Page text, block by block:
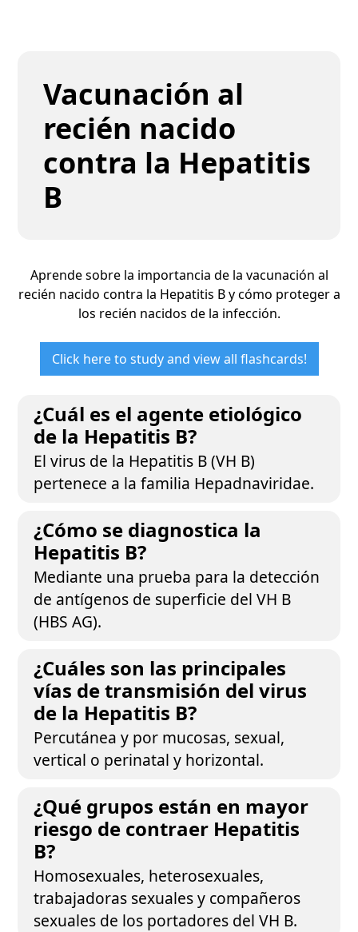
Vacunación al
recién nacido
contra la Hepatitis
B
Aprende sobre la importancia de la vacunación al
recién nacido contra la Hepatitis B y cómo proteger a
los recién nacidos de la infección.
Click here to study and view all flashcards!
¿Cuál es el agente etiológico
de la Hepatitis B?
El virus de la Hepatitis B (VH B)
pertenece a la familia Hepadnaviridae.
¿Cómo se diagnostica la
Hepatitis B?
Mediante una prueba para la detección
de antígenos de superficie del VH B
(HBS AG).
¿Cuáles son las principales
vías de transmisión del virus
de la Hepatitis B?
Percutánea y por mucosas, sexual,
vertical o perinatal y horizontal.
¿Qué grupos están en mayor
riesgo de contraer Hepatitis
B?
Homosexuales, heterosexuales,
trabajadoras sexuales y compañeros
sexuales de los portadores del VH B.